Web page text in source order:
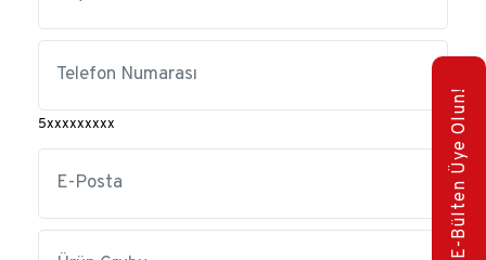
5xxxxxxxxx E-Bülten Üye Olun!